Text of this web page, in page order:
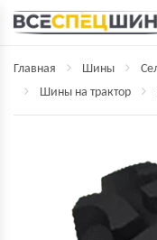
Главная Шины
Шины на трактор